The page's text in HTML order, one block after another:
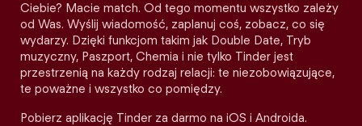
Ciebie? Macie match. Od tego momentu wszystko zależy
od Was. Wyślij wiadomość, zaplanuj coś, zobacz, co się
wydarzy. Dzięki funkcjom takim jak Double Date, Tryb
muzyczny, Paszport, Chemia i nie tylko Tinder jest
przestrzenią na każdy rodzaj relacji: te niezobowiązujące,
te poważne i wszystko co pomiędzy.
Pobierz aplikację Tinder za darmo na iOS i Androida.